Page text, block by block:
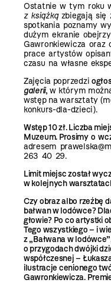
Ostatnie w tym roku
z książkązbiegają się
spotkania poznamy
dużym ekranie
Gawronkiewicza oraz
prace artystów
czasu na własne
Zajęcia poprzedzi
galerii, w którym
wstęp na warsztaty
konkurs-dla-dzieci).
Wstęp 10 zł. Liczba
Muzeum. Prosimy o
adresem
263 40 29.
Limit miejsc został
w kolejnych
Czy obraz albo rzeźbę
bałwan w lodówce?
głowie? Po co artystki
Tego wszystkiego – i
z „Bałwana w
o przygodach dwójki
współczesnej –
ilustracje cenionego
Gawronkiewicza.